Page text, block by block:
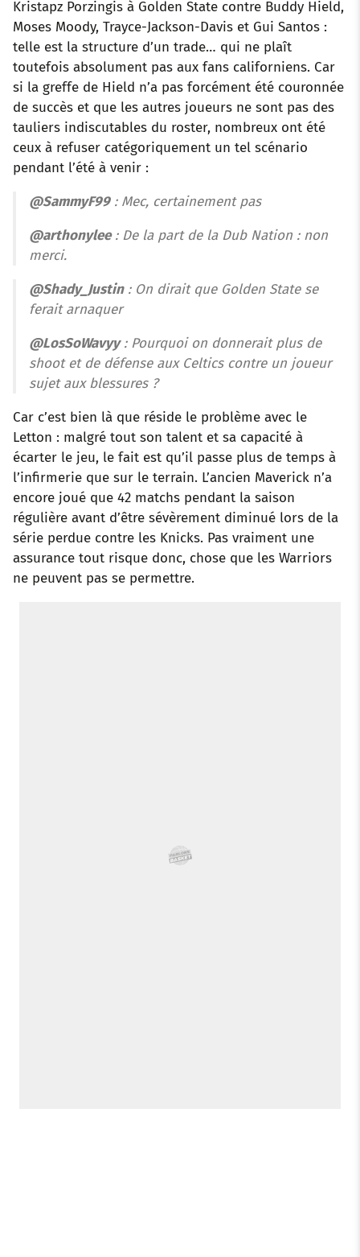
Kristapz Porzingis à Golden State contre Buddy Hield,
Moses Moody, Trayce-Jackson-Davis et Gui Santos :
telle est la structure d’un trade… qui ne plaît
toutefois absolument pas aux fans californiens. Car
si la greffe de Hield n’a pas forcément été couronnée
de succès et que les autres joueurs ne sont pas des
tauliers indiscutables du roster, nombreux ont été
ceux à refuser catégoriquement un tel scénario
pendant l’été à venir :
@SammyF99: Mec, certainement pas
@arthonylee: De la part de la Dub Nation : non
merci.
@Shady_Justin: On dirait que Golden State se
ferait arnaquer
@LosSoWavyy: Pourquoi on donnerait plus de
shoot et de défense aux Celtics contre un joueur
sujet aux blessures ?
Car c’est bien là que réside le problème avec le
Letton : malgré tout son talent et sa capacité à
écarter le jeu, le fait est qu’il passe plus de temps à
l’infirmerie que sur le terrain. L’ancien Maverick n’a
encore joué que 42 matchs pendant la saison
régulière avant d’être sévèrement diminué lors de la
série perdue contre les Knicks. Pas vraiment une
assurance tout risque donc, chose que les Warriors
ne peuvent pas se permettre.